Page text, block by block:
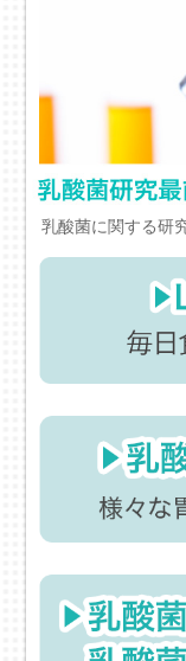
乳酸菌に関する研